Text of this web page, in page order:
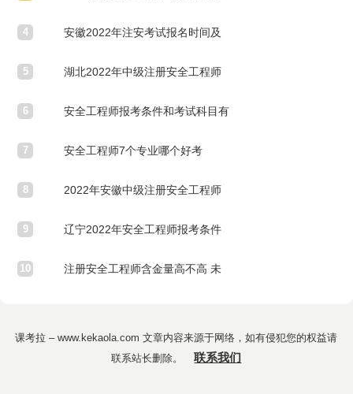
时间安排
4 安徽2022年注安考试报名时间及
条件 几月份考试
5 湖北2022年中级注册安全工程师
考试时间
6 安全工程师报考条件和考试科目有
哪些
7 安全工程师7个专业哪个好考
8 2022年安徽中级注册安全工程师
考试时间安排
9 辽宁2022年安全工程师报考条件
及专业要求
10 注册安全工程师含金量高不高 未
课考拉 – www.kekaola.com 文章内容来源于网络，如有侵犯您的权益请
联系站长删除。
联系我们